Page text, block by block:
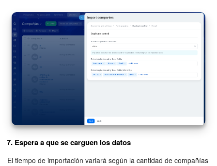
7. Espera a que se carguen los datos
El tiempo de importación variará según la cantidad de compañías